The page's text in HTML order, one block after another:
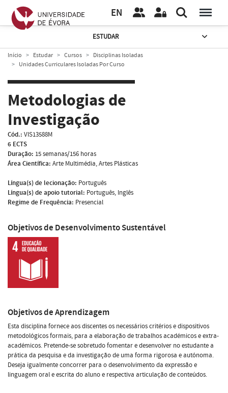
EN
ESTUDAR
Início Estudar Cursos
Disciplinas Isoladas
Unidades Curriculares Isoladas Por Curso
Metodologias de
Investigação
Cód.: VIS13588M
6 ECTS
Duração: 15 semanas/156 horas
Área Científica: Arte Multimédia, Artes Plásticas
Língua(s) de lecionação: Português
Língua(s) de apoio tutorial: Português, Inglês
Regime de Frequência: Presencial
Objetivos de Desenvolvimento Sustentável
Objetivos de Aprendizagem
Esta disciplina fornece aos discentes os necessários critérios e dispositivos
metodológicos formais, para a elaboração de trabalhos académicos e extra-
académicos. Pretende-se sobretudo fomentar e desenvolver no estudante a
prática da pesquisa e da investigação de uma forma rigorosa e autónoma.
Deseja igualmente concorrer para o desenvolvimento da expressão e
linguagem oral e escrita do aluno e respectiva articulação de conteúdos.